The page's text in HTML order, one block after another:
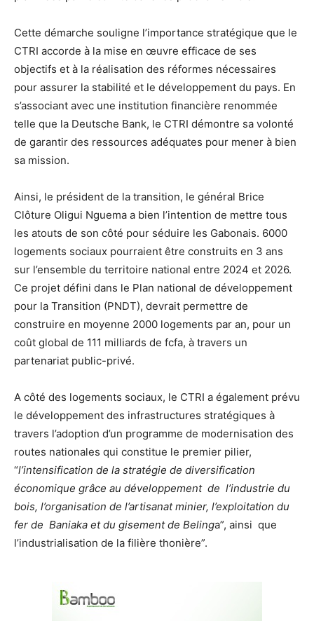
Cette démarche souligne l’importance stratégique que le
CTRI accorde à la mise en œuvre efficace de ses
objectifs et à la réalisation des réformes nécessaires
pour assurer la stabilité et le développement du pays. En
s’associant avec une institution financière renommée
telle que la Deutsche Bank, le CTRI démontre sa volonté
de garantir des ressources adéquates pour mener à bien
sa mission.
Ainsi, le président de la transition, le général Brice
Clôture Oligui Nguema a bien l’intention de mettre tous
les atouts de son côté pour séduire les Gabonais. 6000
logements sociaux pourraient être construits en 3 ans
sur l’ensemble du territoire national entre 2024 et 2026.
Ce projet défini dans le Plan national de développement
pour la Transition (PNDT), devrait permettre de
construire en moyenne 2000 logements par an, pour un
coût global de 111 milliards de fcfa, à travers un
partenariat public-privé.
A côté des logements sociaux, le CTRI a également prévu
le développement des infrastructures stratégiques à
travers l’adoption d’un programme de modernisation des
routes nationales qui constitue le premier pilier,
“l’intensification de la stratégie de diversification
économique grâce au développement de l’industrie du
bois, l’organisation de l’artisanat minier, l’exploitation du
fer de Baniaka et du gisement de Belinga”, ainsi que
l’industrialisation de la filière thonière”.